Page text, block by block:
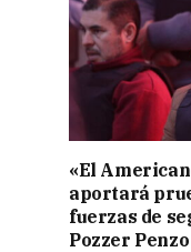
«El
aportará
fuerzas de
Pozzer Penzo